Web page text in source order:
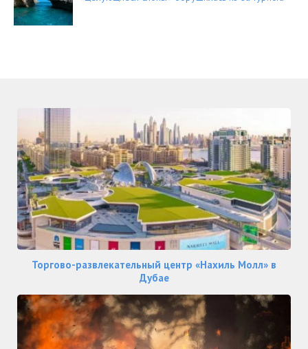
Торгово-развлекательный центр «Нахиль Молл» в
Дубае